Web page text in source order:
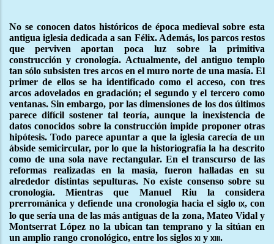
No se conocen datos históricos de época medieval sobre esta
antigua iglesia dedicada a san Félix. Además, los parcos restos
que perviven aportan poca luz sobre la primitiva
construcción y cronología. Actualmente, del antiguo templo
tan sólo subsisten tres arcos en el muro norte de una masía. El
primer de ellos se ha identificado como el acceso, con tres
arcos adovelados en gradación; el segundo y el tercero como
ventanas. Sin embargo, por las dimensiones de los dos últimos
parece difícil sostener tal teoría, aunque la inexistencia de
datos conocidos sobre la construcción impide proponer otras
hipótesis. Todo parece apuntar a que la iglesia carecía de un
ábside semicircular, por lo que la historiografía la ha descrito
como de una sola nave rectangular. En el transcurso de las
reformas realizadas en la masía, fueron halladas en su
alrededor distintas sepulturas. No existe consenso sobre su
cronología. Mientras que Manuel Riu la considera
prerrománica y defiende una cronología hacia el siglo ix, con
lo que sería una de las más antiguas de la zona, Mateo Vidal y
Montserrat López no la ubican tan temprano y la sitúan en
un amplio rango cronológico, entre los siglos xi y xiii.